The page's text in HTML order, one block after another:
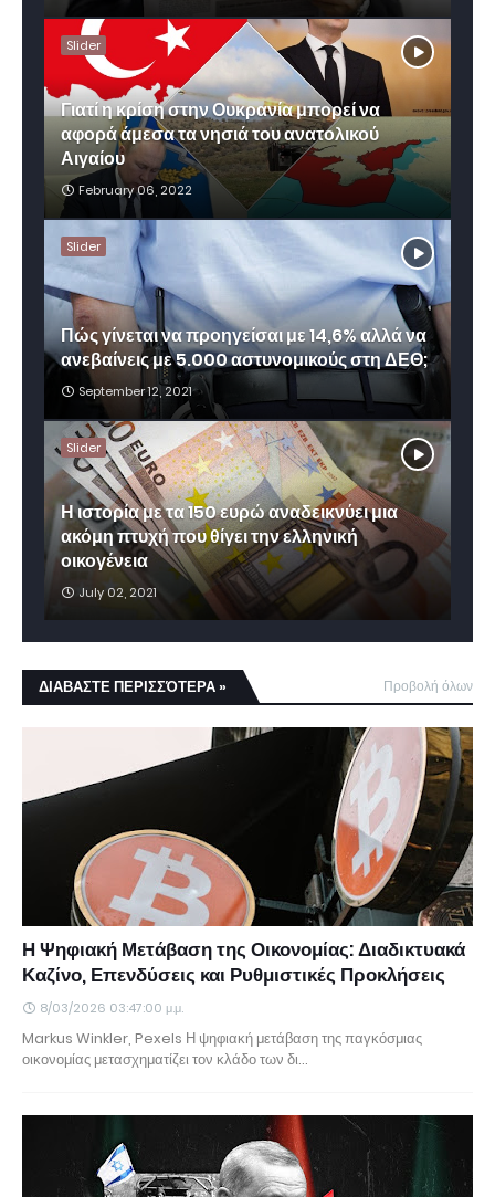
Slider
Γιατί η κρίση στην Ουκρανία μπορεί να
αφορά άμεσα τα νησιά του ανατολικού
Αιγαίου
February 06, 2022
Slider
Πώς γίνεται να προηγείσαι με 14,6% αλλά να
ανεβαίνεις με 5.000 αστυνομικούς στη ΔΕΘ;
September 12, 2021
Slider
Η ιστορία με τα 150 ευρώ αναδεικνύει μια
ακόμη πτυχή που θίγει την ελληνική
οικογένεια
July 02, 2021
ΔΙΑΒΑΣΤΕ ΠΕΡΙΣΣΌΤΕΡΑ » Προβολή όλων
Η Ψηφιακή Μετάβαση της Οικονομίας: Διαδικτυακά
Καζίνο, Επενδύσεις και Ρυθμιστικές Προκλήσεις
8/03/2026 03:47:00 μ.μ.
Markus Winkler, Pexels Η ψηφιακή μετάβαση της παγκόσμιας
οικονομίας μετασχηματίζει τον κλάδο των δι…